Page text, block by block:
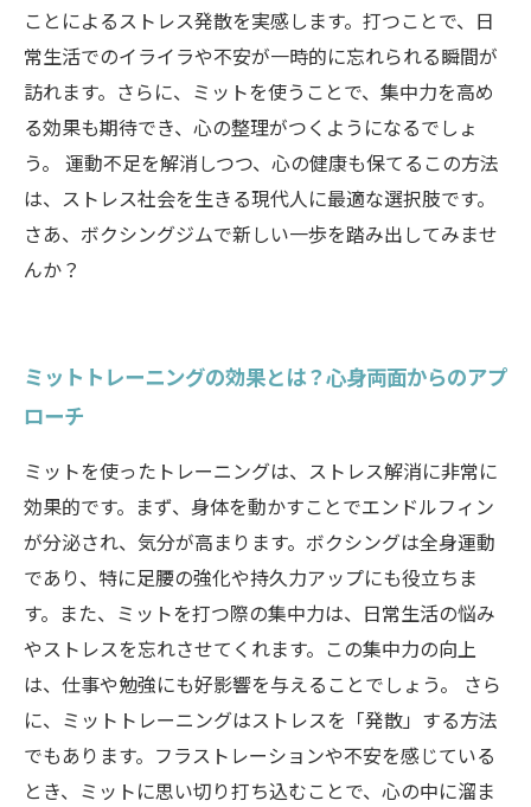
ことによるストレス発散を実感します。打つことで、日
常生活でのイライラや不安が一時的に忘れられる瞬間が
訪れます。さらに、ミットを使うことで、集中力を高め
る効果も期待でき、心の整理がつくようになるでしょ
う。 運動不足を解消しつつ、心の健康も保てるこの方法
は、ストレス社会を生きる現代人に最適な選択肢です。
さあ、ボクシングジムで新しい一歩を踏み出してみませ
んか？
ミットトレーニングの効果とは？心身両面からのアプ
ローチ
ミットを使ったトレーニングは、ストレス解消に非常に
効果的です。まず、身体を動かすことでエンドルフィン
が分泌され、気分が高まります。ボクシングは全身運動
であり、特に足腰の強化や持久力アップにも役立ちま
す。また、ミットを打つ際の集中力は、日常生活の悩み
やストレスを忘れさせてくれます。この集中力の向上
は、仕事や勉強にも好影響を与えることでしょう。 さら
に、ミットトレーニングはストレスを「発散」する方法
でもあります。フラストレーションや不安を感じている
とき、ミットに思い切り打ち込むことで、心の中に溜ま